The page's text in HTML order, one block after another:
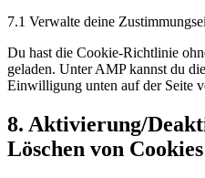
7.1 Verwalte deine
Du hast die Cookie-Richtlinie
geladen. Unter AMP kannst du
Einwilligung unten auf der Seite
8. Aktivierung/
Löschen von Cookies